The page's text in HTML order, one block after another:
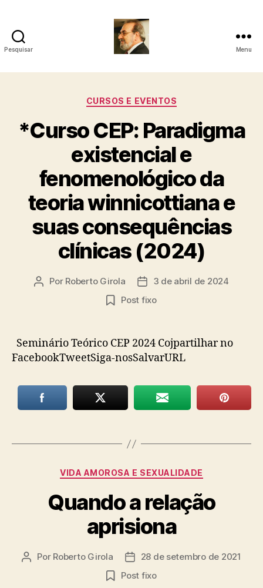
Pesquisar
-
Psicanalista
e
Terapeuta
Familiar
Menu
Categorias
CURSOS E EVENTOS
*Curso CEP: Paradigma
existencial e
fenomenológico da
teoria winnicottiana e
suas consequências
clínicas (2024)
Autor
Por Roberto Girola
Data
de
3 de abril de 2024
Post fixo
Seminário Teórico CEP 2024 Cojpartilhar no
FacebookTweetSiga-nosSalvarURL
Categorias
VIDA AMOROSA E SEXUALIDADE
Quando a relação
aprisiona
Autor
Por Roberto Girola
Data28 de setembro de 2021
Post fixo